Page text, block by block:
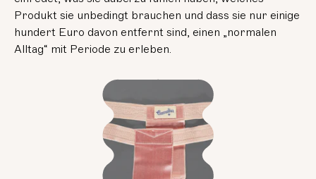
Produkt sie unbedingt brauchen und dass sie nur einige
hundert Euro davon entfernt sind, einen „normalen
Alltag“ mit Periode zu erleben.